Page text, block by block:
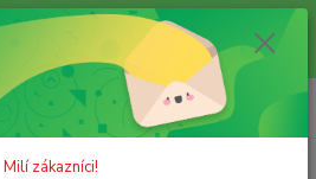
09.08.2026 máme zatvorené.
budú expedované po 12.08.2026.
pochopenie. Ledvanes.sk
za0,00 EUR
Milí zákazníci!